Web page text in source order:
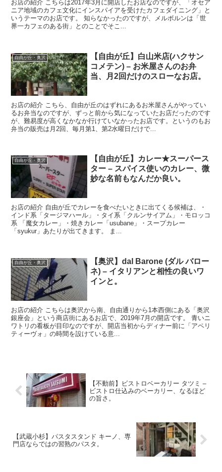
お店の紹介 こちらは2017年3月に開店したお店なのですが、「オセア
ニア地域のカフェ文化にインスパイアを受けたカフェダイニング」と
いうテーマのお店です。 知らなかったのですが、メルボルンは「世
界一カフェのある街」とのことでそこ...
自由が丘・奥沢
【自由が丘】白山米店(ハクサン
コメテン) – お米屋さんのお弁
当、月2回だけのスローなお店。
お店の紹介 こちら、自由が丘のはずれにあるお米屋さんがやってい
るお弁当なのですが、ずっと前から気になっていたお店だったのです
が、難易度が高くなかなか行けていなかったお店です。というのもお
弁当の販売は月2回、毎月第1、第2水曜日だけで...
自由が丘・奥沢
【自由が丘】カレー★スーパース
ター – スパイス使いのカレー、微
妙な名前もなんだか良い。
お店の紹介 自由が丘でカレーを食べたいときに出てくる候補は、・
インド系「タージマハール」・タイ系「クルンサイアム」・モロッコ
系 「魔女カレー」・焼きカレー「usubane」・スープカレー
「syukur」あたりが出てきます。 ま...
自由が丘・奥沢
【奥沢】dal Barone (ダル バロー
ネ) – イタリアンと相性の良いワ
インと。
お店の紹介 こちらは奥沢から南、自由通りから1本西側にある「奥沢
銀座会」という商店街にあるお店で、2019年7月の開店です。 青いニ
ワトリの看板が目印なのですが、開店当初からディナー前に「アペリ
ティーヴォ」の時間を設けている意...
【不動前】ビストロベーカリー タツミ –
ビストロ仕込みのベーカリー、なるほど
の旨さ。
【武蔵小杉】パスタスタンド キーノ、専
門店ならではの習熟のパスタ。